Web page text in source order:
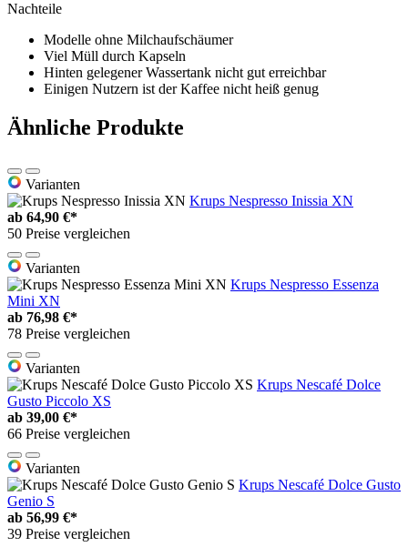
Nachteile
Modelle ohne Milchaufschäumer
Viel Müll durch Kapseln
Hinten gelegener Wassertank nicht gut erreichbar
Einigen Nutzern ist der Kaffee nicht heiß genug
Ähnliche Produkte
Varianten
Krups Nespresso Inissia XN
ab 64,90 €*
50 Preise vergleichen
Varianten
Krups Nespresso Essenza
Mini XN
ab 76,98 €*
78 Preise vergleichen
Varianten
Krups Nescafé Dolce
Gusto Piccolo XS
ab 39,00 €*
66 Preise vergleichen
Varianten
Krups Nescafé Dolce Gusto
Genio S
ab 56,99 €*
39 Preise vergleichen